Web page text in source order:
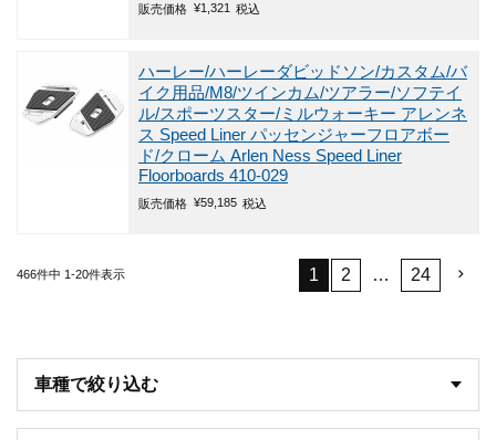
販売価格 ¥1,321 税込
ハーレー/ハーレーダビッドソン/カスタム/バ
イク用品/M8/ツインカム/ツアラー/ソフテイ
ル/スポーツスター/ミルウォーキー アレンネ
ス Speed Liner パッセンジャーフロアボー
ド/クローム Arlen Ness Speed Liner
Floorboards 410-029
販売価格 ¥59,185 税込
466件中 1-20件表示 1 2 … 24
車種で絞り込む